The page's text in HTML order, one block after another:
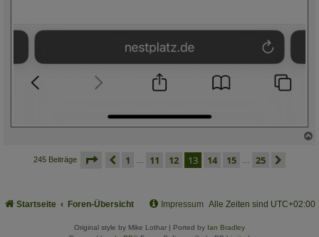
n
245 Beiträge seite 13 von 25
vorherige
1 11 12 13 14 15 25
Startseite Foren-Übersicht Alle Zeiten sind UTC+02:00
Impressum
Original style by Mike Lothar | Ported by Ian Bradley